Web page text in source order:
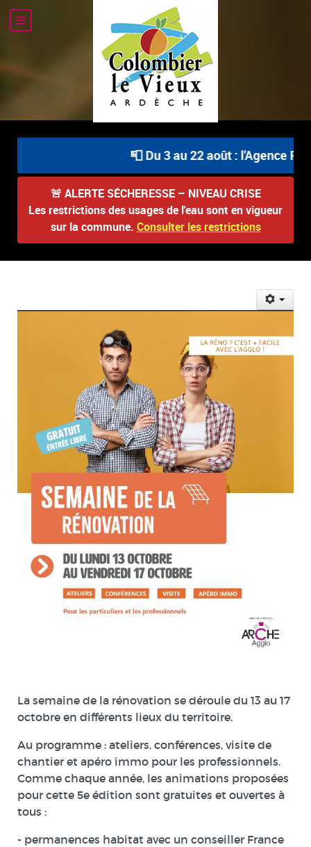
📮 Du 3 au 22 août : l'Agence
🚨 ALERTE SÉCHERESSE – NIVEAU CRISE
Les restrictions des usages de l'eau sont en vigueur
sur la commune. Consulter les restrictions
La semaine de la rénovation se déroule du 13 au 17
octobre en différents lieux du territoire.
Au programme : ateliers, conférences, visite de
chantier et apéro immo pour les professionnels.
Comme chaque année, les animations proposées
pour cette 5e édition sont gratuites et ouvertes à
tous :
- permanences habitat avec un conseiller France